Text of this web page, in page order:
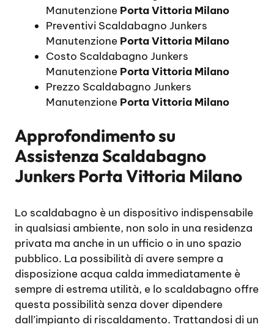
Manutenzione Porta Vittoria Milano
Preventivi Scaldabagno Junkers
Manutenzione Porta Vittoria Milano
Costo Scaldabagno Junkers
Manutenzione Porta Vittoria Milano
Prezzo Scaldabagno Junkers
Manutenzione Porta Vittoria Milano
Approfondimento su
Assistenza Scaldabagno
Junkers Porta Vittoria Milano
Lo scaldabagno è un dispositivo indispensabile
in qualsiasi ambiente, non solo in una residenza
privata ma anche in un ufficio o in uno spazio
pubblico. La possibilità di avere sempre a
disposizione acqua calda immediatamente è
sempre di estrema utilità, e lo scaldabagno offre
questa possibilità senza dover dipendere
dall’impianto di riscaldamento. Trattandosi di un